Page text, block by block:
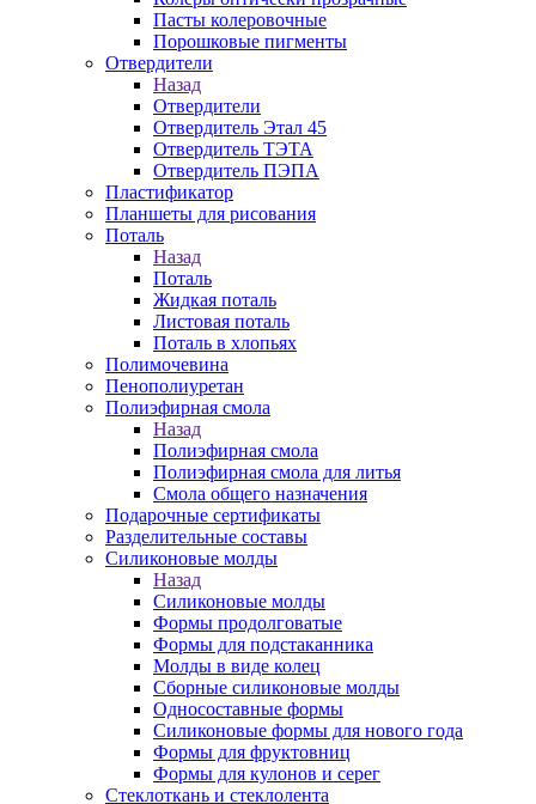
Пасты колеровочные
Порошковые пигменты
Отвердители
Назад
Отвердители
Отвердитель Этал 45
Отвердитель ТЭТА
Отвердитель ПЭПА
Пластификатор
Планшеты для рисования
Поталь
Назад
Поталь
Жидкая поталь
Листовая поталь
Поталь в хлопьях
Полимочевина
Пенополиуретан
Полиэфирная смола
Назад
Полиэфирная смола
Полиэфирная смола для литья
Смола общего назначения
Подарочные сертификаты
Разделительные составы
Силиконовые молды
Назад
Силиконовые молды
Формы продолговатые
Формы для подстаканника
Молды в виде колец
Сборные силиконовые молды
Односоставные формы
Силиконовые формы для нового года
Формы для фруктовниц
Формы для кулонов и серег
Стеклоткань и стеклолента